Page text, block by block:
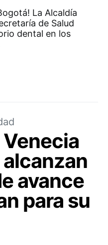
La Alcaldía
de Salud
dental en los
alcanzan
avance
para su